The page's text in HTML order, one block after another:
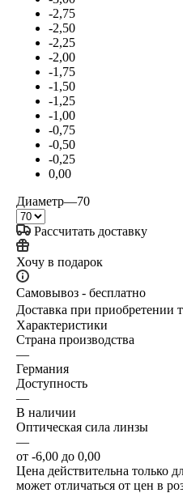
-2,75
-2,50
-2,25
-2,00
-1,75
-1,50
-1,25
-1,00
-0,75
-0,50
-0,25
0,00
Диаметр—70
Рассчитать доставку
Хочу в подарок
Самовывоз - бесплатно
Доставка при приобретении
Характеристики
Страна производства
—
Германия
Доступность
—
В наличии
Оптическая сила линзы
—
от -6,00 до 0,00
Цена действительна только
может отличаться от цен в